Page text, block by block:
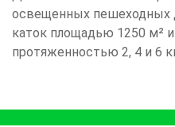
освещенных пешеходных
каток площадью 1250 м²
протяженностью 2, 4 и 6